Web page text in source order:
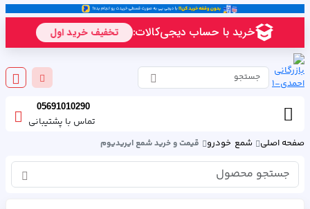
05691010290
تماس با پشتیبانی
صفحه اصلی
شمع خودرو قیمت و خرید شمع ایریدیوم